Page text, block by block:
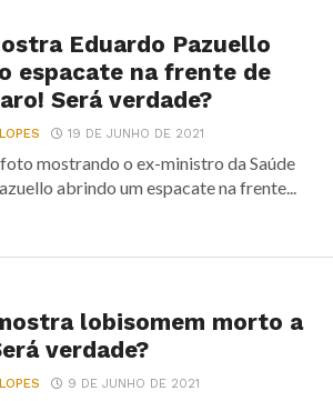
Eduardo Pazuello
espacate na frente de
Será verdade?
19 DE JUNHO DE 2021
foto mostrando o ex-ministro da Saúde
abrindo um espacate na frente...
lobisomem morto a
verdade?
9 DE JUNHO DE 2021